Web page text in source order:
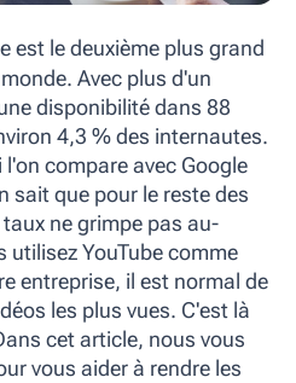
est le deuxième plus grand
Avec plus d'un
disponibilité dans 88
4,3 % des internautes.
compare avec Google
sait que pour le reste des
ne grimpe pas au-
utilisez YouTube comme
entreprise, il est normal de
les plus vues. C'est là
cet article, nous vous
vous aider à rendre les